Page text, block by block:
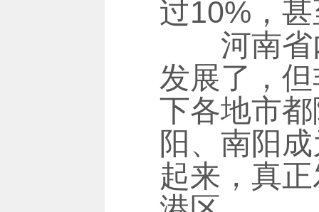
过10%，
河南省内
发展了，
下各地市
阳、南阳
起来，真